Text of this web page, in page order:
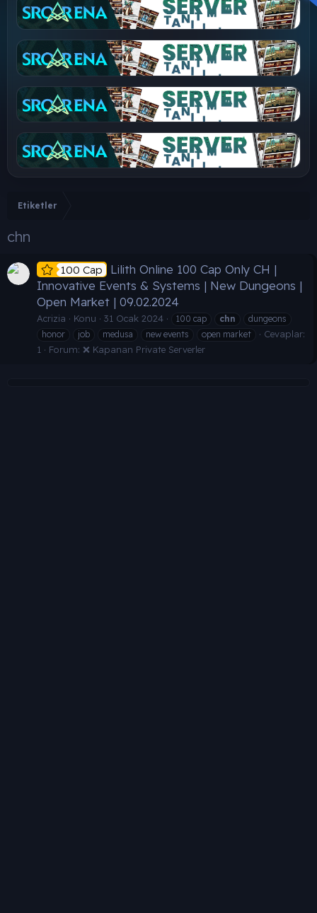
Etiketler
chn
100 Cap
Lilith Online 100 Cap Only CH |
Innovative Events & Systems | New Dungeons |
Open Market | 09.02.2024
Acrizia Konu 31 Ocak 2024 100 cap chn
dungeons
honor
job medusa new events open market
Cevaplar:
1
Forum: ❌ Kapanan Private Serverler